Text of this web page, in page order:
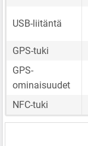
USB-liitäntä
GPS-tuki
GPS-
ominaisuudet
NFC-tuki